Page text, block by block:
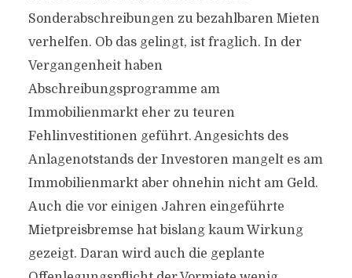
Sonderabschreibungen zu bezahlbaren Mieten
verhelfen. Ob das gelingt, ist fraglich. In der
Vergangenheit haben
Abschreibungsprogramme am
Immobilienmarkt eher zu teuren
Fehlinvestitionen geführt. Angesichts des
Anlagenotstands der Investoren mangelt es am
Immobilienmarkt aber ohnehin nicht am Geld.
Auch die vor einigen Jahren eingeführte
Mietpreisbremse hat bislang kaum Wirkung
gezeigt. Daran wird auch die geplante